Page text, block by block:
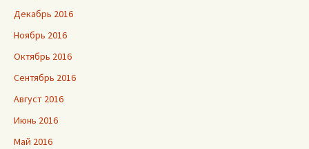
Декабрь 2016
Ноябрь 2016
Октябрь 2016
Сентябрь 2016
Август 2016
Июнь 2016
Май 2016